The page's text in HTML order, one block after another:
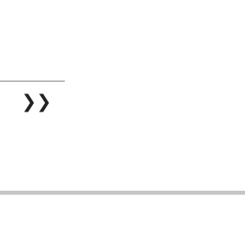
❯❯